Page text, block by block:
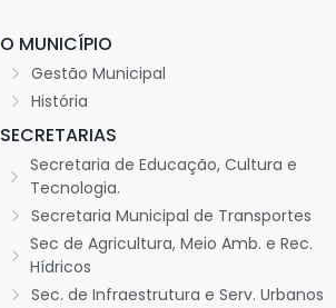
O MUNICÍPIO
Gestão Municipal
História
SECRETARIAS
Secretaria de Educação, Cultura e
Tecnologia.
Secretaria Municipal de Transportes
Sec de Agricultura, Meio Amb. e Rec.
Hídricos
Sec. de Infraestrutura e Serv. Urbanos